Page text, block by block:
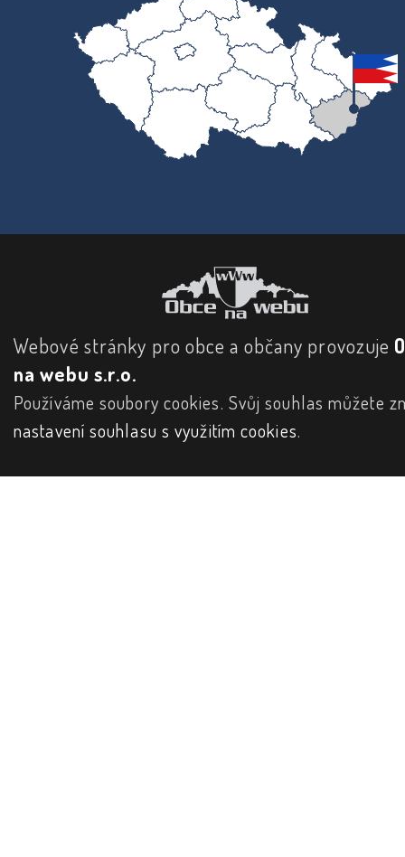
Webové stránky pro obce a občany provozuje
na webu s.r.o.
Používáme soubory cookies. Svůj souhlas můžete
nastavení souhlasu s využitím cookies.